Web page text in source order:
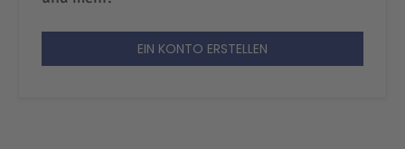
EIN KONTO ERSTELLEN